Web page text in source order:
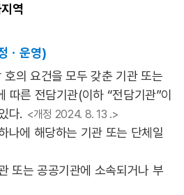
역
ㆍ운영)
의 요건을 모두 갖춘 기관 또는
따른 전담기관(이하 “전담기관”이
다. <개정 2024. 8. 13 .>
나에 해당하는 기관 또는 단체일
또는 공공기관에 소속되거나 부